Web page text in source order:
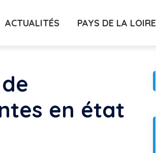
ACTUALITÉS PAYS DE LA LOIRE
en état